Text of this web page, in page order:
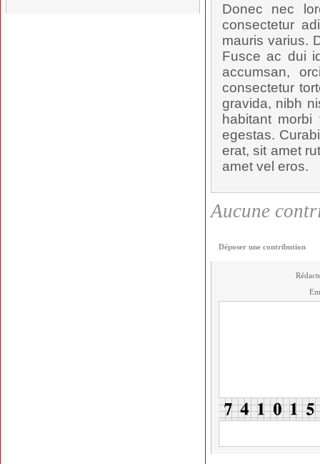
Donec nec
consectetur
mauris varius.
Fusce ac dui
accumsan,
consectetur
gravida, nibh
habitant
egestas.
erat, sit amet
amet vel eros.
Aucune
Déposer une contribution